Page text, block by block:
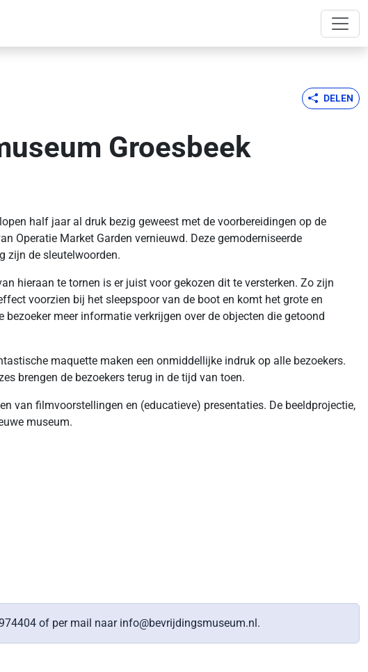
DELEN
Groesbeek
half jaar al druk bezig geweest met de voorbereidingen op de
Operatie Market Garden vernieuwd. Deze gemoderniseerde
zijn de sleutelwoorden.
hieraan te tornen is er juist voor gekozen dit te versterken. Zo zijn
voorzien bij het sleepspoor van de boot en komt het grote en
meer informatie verkrijgen over de objecten die getoond
maquette maken een onmiddellijke indruk op alle bezoekers.
brengen de bezoekers terug in de tijd van toen.
van filmvoorstellingen en (educatieve) presentaties. De beeldprojectie,
museum.
of per mail naar info@bevrijdingsmuseum.nl.